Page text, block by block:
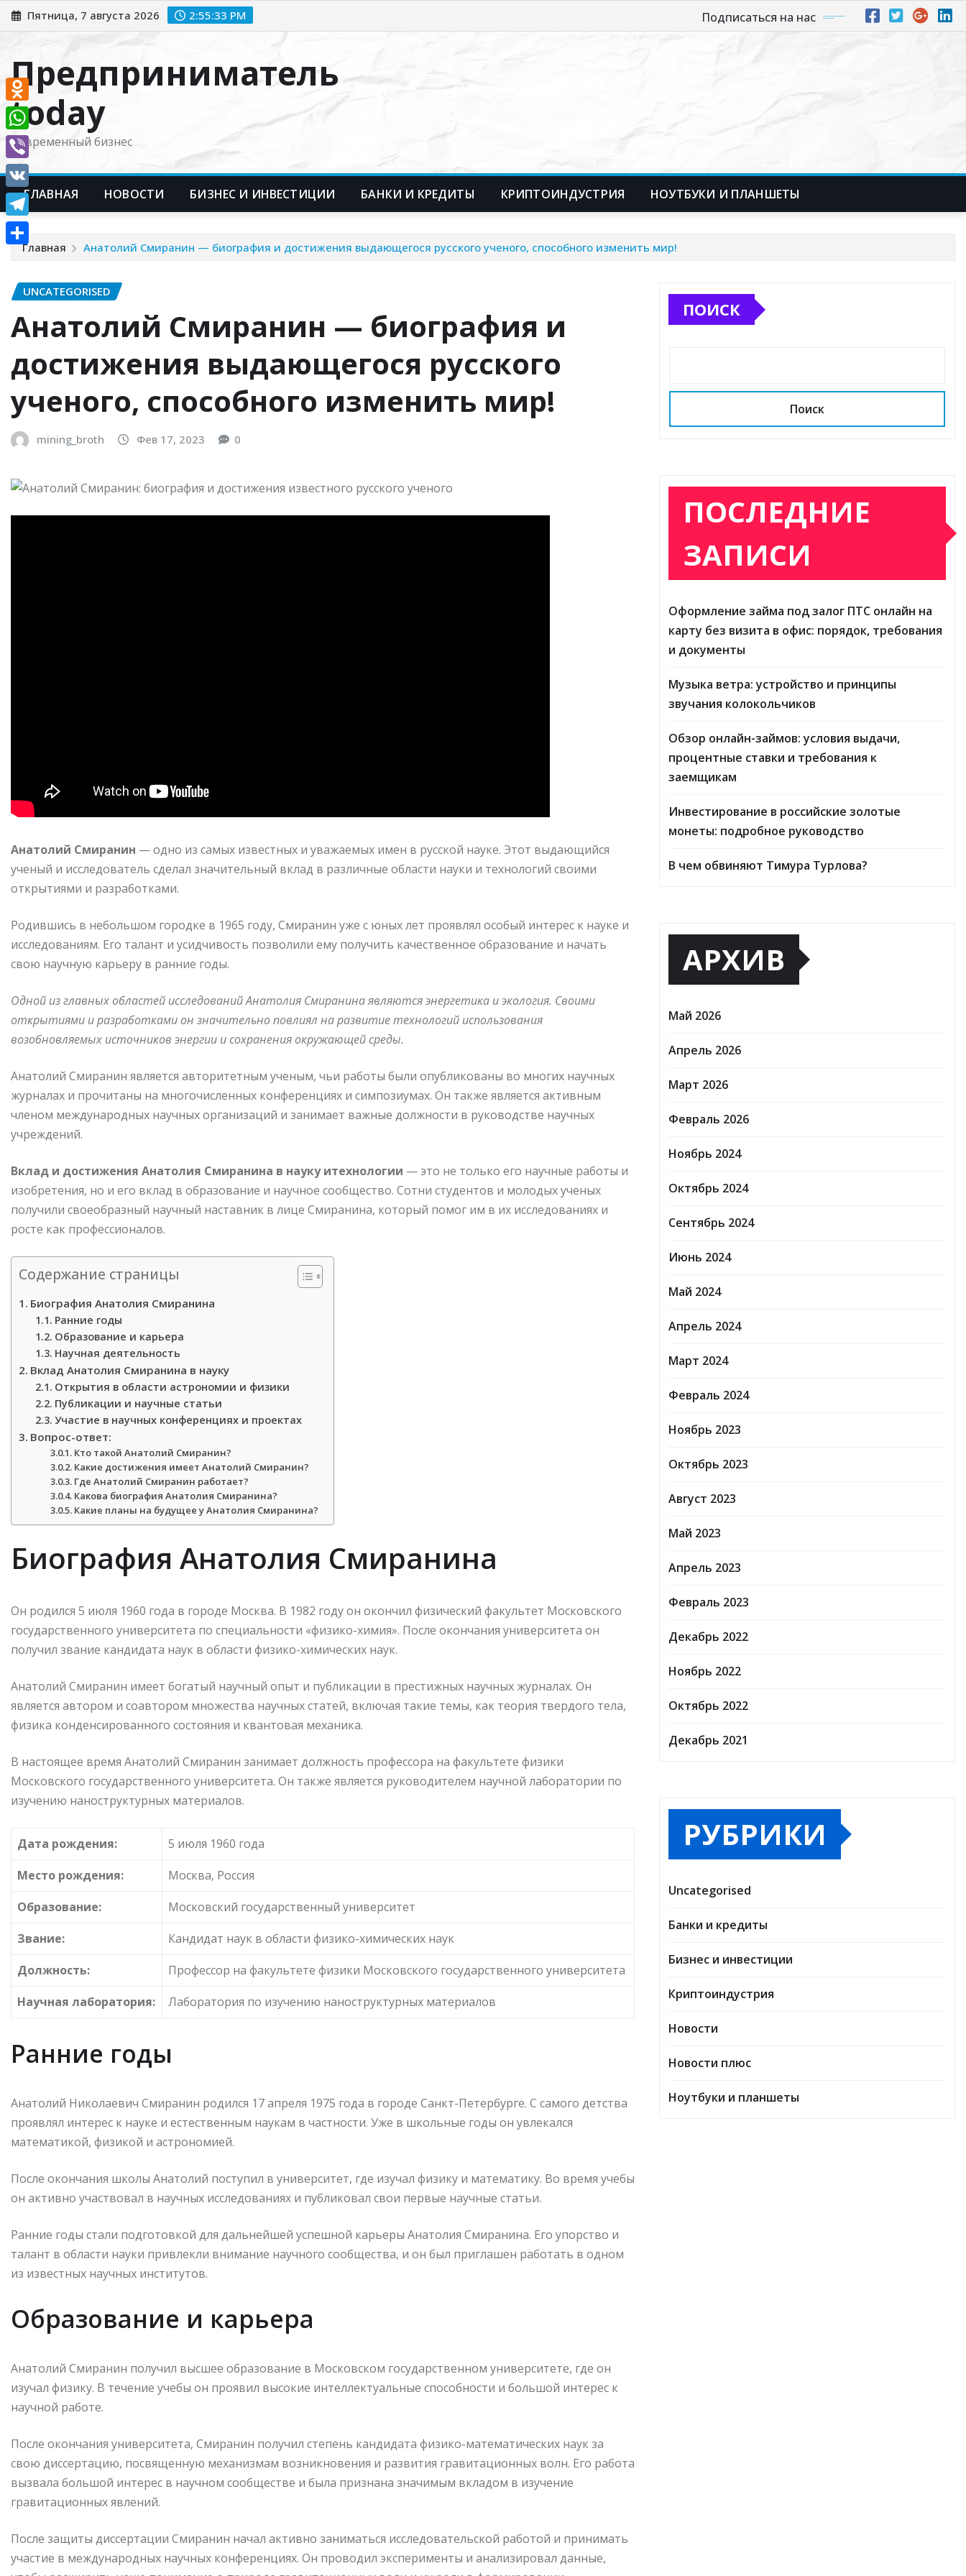
Перейти
к
Пятница, 7 августа 2026 2:55:33 PM Подписаться на нас
Предприниматель
today
Современный бизнес
ГЛАВНАЯ НОВОСТИ БИЗНЕС И ИНВЕСТИЦИИ БАНКИ И КРЕДИТЫ КРИПТОИНДУСТРИЯ НОУТБУКИ И ПЛАНШЕТЫ
Главная Анатолий Смиранин — биография и достижения выдающегося русского ученого, способного изменить мир!
UNCATEGORISED
Анатолий Смиранин — биография и
достижения выдающегося русского
ученого, способного изменить мир!
mining_broth Фев 17, 2023 0
Анатолий Смиранин — одно из самых известных и уважаемых имен в русской науке. Этот выдающийся
ученый и исследователь сделал значительный вклад в различные области науки и технологий своими
открытиями и разработками.
Родившись в небольшом городке в 1965 году, Смиранин уже с юных лет проявлял особый интерес к науке и
исследованиям. Его талант и усидчивость позволили ему получить качественное образование и начать
свою научную карьеру в ранние годы.
Одной из главных областей исследований Анатолия Смиранина являются энергетика и экология. Своими
открытиями и разработками он значительно повлиял на развитие технологий использования
возобновляемых источников энергии и сохранения окружающей среды.
Анатолий Смиранин является авторитетным ученым, чьи работы были опубликованы во многих научных
журналах и прочитаны на многочисленных конференциях и симпозиумах. Он также является активным
членом международных научных организаций и занимает важные должности в руководстве научных
учреждений.
Вклад и достижения Анатолия Смиранина в науку итехнологии — это не только его научные работы и
изобретения, но и его вклад в образование и научное сообщество. Сотни студентов и молодых ученых
получили своеобразный научный наставник в лице Смиранина, который помог им в их исследованиях и
росте как профессионалов.
Содержание страницы
Биография Анатолия Смиранина
Ранние годы
Образование и карьера
Научная деятельность
Вклад Анатолия Смиранина в науку
Открытия в области астрономии и физики
Публикации и научные статьи
Участие в научных конференциях и проектах
Вопрос-ответ:
Кто такой Анатолий Смиранин?
Какие достижения имеет Анатолий Смиранин?
Где Анатолий Смиранин работает?
Какова биография Анатолия Смиранина?
Какие планы на будущее у Анатолия Смиранина?
Биография Анатолия Смиранина
Он родился 5 июля 1960 года в городе Москва. В 1982 году он окончил физический факультет Московского
государственного университета по специальности «физико-химия». После окончания университета он
получил звание кандидата наук в области физико-химических наук.
Анатолий Смиранин имеет богатый научный опыт и публикации в престижных научных журналах. Он
является автором и соавтором множества научных статей, включая такие темы, как теория твердого тела,
физика конденсированного состояния и квантовая механика.
В настоящее время Анатолий Смиранин занимает должность профессора на факультете физики
Московского государственного университета. Он также является руководителем научной лаборатории по
изучению наноструктурных материалов.
Дата рождения:
5 июля 1960 года
Место рождения:
Москва, Россия
Образование:
Московский государственный университет
Звание:
Кандидат наук в области физико-химических наук
Должность:
Профессор на факультете физики Московского государственного университета
Научная лаборатория:
Лаборатория по изучению наноструктурных материалов
Ранние годы
Анатолий Николаевич Смиранин родился 17 апреля 1975 года в городе Санкт-Петербурге. С самого детства
проявлял интерес к науке и естественным наукам в частности. Уже в школьные годы он увлекался
математикой, физикой и астрономией.
После окончания школы Анатолий поступил в университет, где изучал физику и математику. Во время учебы
он активно участвовал в научных исследованиях и публиковал свои первые научные статьи.
Ранние годы стали подготовкой для дальнейшей успешной карьеры Анатолия Смиранина. Его упорство и
талант в области науки привлекли внимание научного сообщества, и он был приглашен работать в одном
из известных научных институтов.
Образование и карьера
Анатолий Смиранин получил высшее образование в Московском государственном университете, где он
изучал физику. В течение учебы он проявил высокие интеллектуальные способности и большой интерес к
научной работе.
После окончания университета, Смиранин получил степень кандидата физико-математических наук за
свою диссертацию, посвященную механизмам возникновения и развития гравитационных волн. Его работа
вызвала большой интерес в научном сообществе и была признана значимым вкладом в изучение
гравитационных явлений.
После защиты диссертации Смиранин начал активно заниматься исследовательской работой и принимать
участие в международных научных конференциях. Он проводил эксперименты и анализировал данные,
ПОИСК
Поиск
ПОСЛЕДНИЕ
ЗАПИСИ
Оформление займа под залог ПТС онлайн на
карту без визита в офис: порядок, требования
и документы
Музыка ветра: устройство и принципы
звучания колокольчиков
Обзор онлайн-займов: условия выдачи,
процентные ставки и требования к
заемщикам
Инвестирование в российские золотые
монеты: подробное руководство
В чем обвиняют Тимура Турлова?
АРХИВ
Май 2026
Апрель 2026
Март 2026
Февраль 2026
Ноябрь 2024
Октябрь 2024
Сентябрь 2024
Июнь 2024
Май 2024
Апрель 2024
Март 2024
Февраль 2024
Ноябрь 2023
Октябрь 2023
Август 2023
Май 2023
Апрель 2023
Февраль 2023
Декабрь 2022
Ноябрь 2022
Октябрь 2022
Декабрь 2021
РУБРИКИ
Uncategorised
Банки и кредиты
Бизнес и инвестиции
Криптоиндустрия
Новости
Новости плюс
Ноутбуки и планшеты
Odnoklassniki
WhatsApp
Viber
VK
Telegram
Отправить